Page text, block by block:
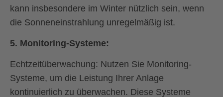
kann insbesondere im Winter nützlich sein, wenn
die Sonneneinstrahlung unregelmäßig ist.
5. Monitoring-Systeme:
Echtzeitüberwachung: Nutzen Sie Monitoring-
Systeme, um die Leistung Ihrer Anlage
kontinuierlich zu überwachen. Diese Systeme